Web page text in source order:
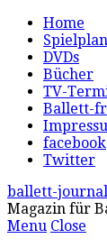
Home
Spielplan
DVDs
Bücher
TV-
Ballett-
facebook
Twitter
ballett-journal
Magazin für
Menu Close